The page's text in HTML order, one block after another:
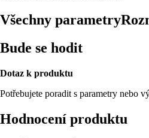
Všechny parametry
Bude se hodit
Dotaz k produktu
Potřebujete poradit s parametry nebo
Hodnocení produktu